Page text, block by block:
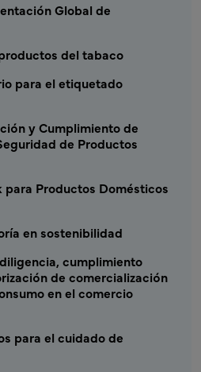
Global de
del tabaco
para el etiquetado
y Cumplimiento de
de Productos
Productos Domésticos
en sostenibilidad
2 de productos
cumplimiento
de comercialización
en el comercio
para el cuidado de